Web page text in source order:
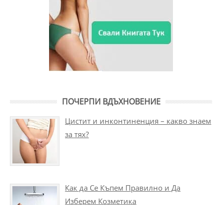
ПОЧЕРПИ ВДЪХНОВЕНИЕ
Цистит и инконтиненция – какво знаем
за тях?
Как да Се Къпем Правилно и Да
Изберем Козметика